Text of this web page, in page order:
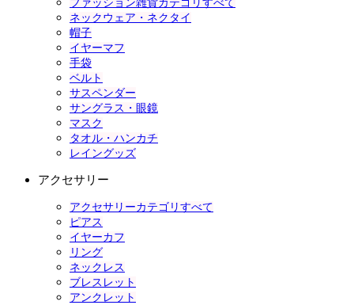
ファッション雑貨カテゴリすべて
ネックウェア・ネクタイ
帽子
イヤーマフ
手袋
ベルト
サスペンダー
サングラス・眼鏡
マスク
タオル・ハンカチ
レイングッズ
アクセサリー
アクセサリーカテゴリすべて
ピアス
イヤーカフ
リング
ネックレス
ブレスレット
アンクレット